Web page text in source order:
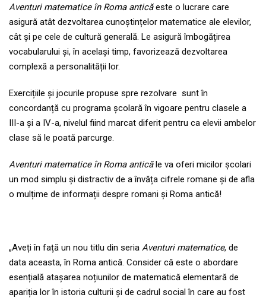
Aventuri matematice în Roma anticăeste o lucrare care
asigură atât dezvoltarea cunoștințelor matematice ale elevilor,
cât și pe cele de cultură generală. Le asigură îmbogățirea
vocabularului și, în același timp, favorizează dezvoltarea
complexă a personalității lor.
Exercițiile și jocurile propuse spre rezolvare sunt în
concordanță cu programa școlară în vigoare pentru clasele a
III-a și a IV-a, nivelul fiind marcat diferit pentru ca elevii ambelor
clase să le poată parcurge.
Aventuri matematice în Roma anticăle va oferi micilor școlari
un mod simplu și distractiv de a învăța cifrele romane și de afla
o mulțime de informații despre romani și Roma antică!
„Aveți în față un nou titlu din seria Aventuri matematice, de
data aceasta, în Roma antică. Consider că este o abordare
esențială atașarea noțiunilor de matematică elementară de
apariția lor în istoria culturii și de cadrul social în care au fost